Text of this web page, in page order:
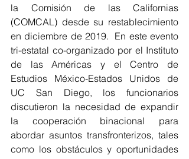
la Comisión de las Californias
(COMCAL) desde su restablecimiento
en diciembre de 2019.  En este evento
tri-estatal co-organizado por el Instituto
de las Américas y el Centro de
Estudios México-Estados Unidos de
UC San Diego, los funcionarios
discutieron la necesidad de expandir
la cooperación binacional para
abordar asuntos transfronterizos, tales
como los obstáculos y oportunidades